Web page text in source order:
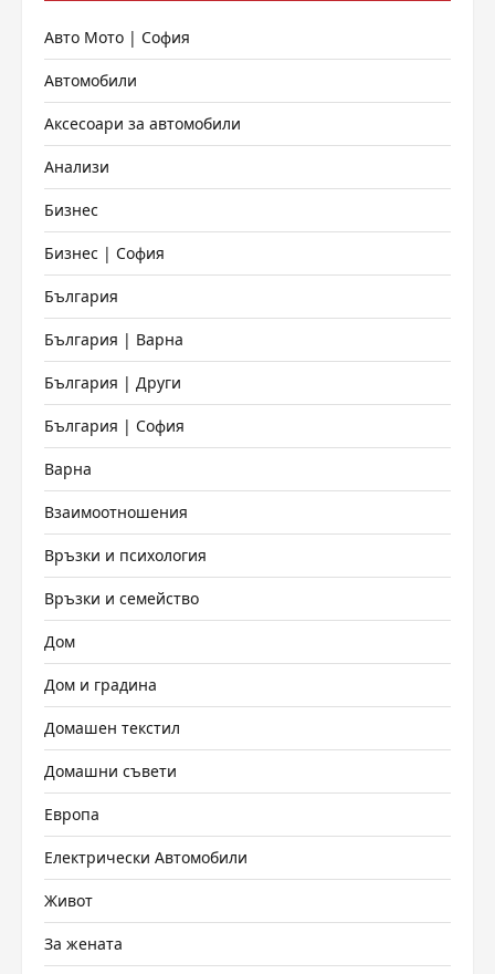
Авто Мото | София
Автомобили
Аксесоари за автомобили
Анализи
Бизнес
Бизнес | София
България
България | Варна
България | Други
България | София
Варна
Взаимоотношения
Връзки и психология
Връзки и семейство
Дом
Дом и градина
Домашен текстил
Домашни съвети
Европа
Електрически Автомобили
Живот
За жената